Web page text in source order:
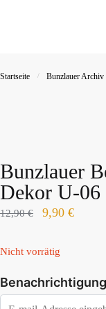
Startseite / Bunzlauer Archiv
Bunzlauer
Dekor U-06
12,90€ 9,90 €
Nicht vorrätig